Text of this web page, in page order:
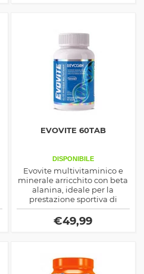
EVOVITE 60TAB
DISPONIBILE
Evovite multivitaminico e
minerale arricchito con beta
alanina, ideale per la
prestazione sportiva di
potenza, fornisce tutti i
micronutrienti essenziali per
il corpo
€49,99